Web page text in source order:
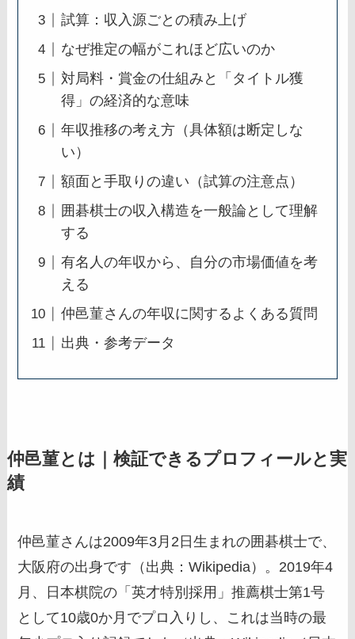
試算：収入源ごとの積み上げ
なぜ推定の幅がこれほど広いのか
対局料・賞金の仕組みと「タイトル獲
得」の経済的な意味
年収推移の考え方（具体額は断定しな
い）
額面と手取りの違い（試算の注意点）
囲碁棋士の収入構造を一般論として理解
する
有名人の年収から、自分の市場価値を考
える
仲邑菫さんの年収に関するよくある質問
出典・参考データ
仲邑菫とは｜検証できるプロフィールと実
績
仲邑菫さんは2009年3月2日生まれの囲碁棋士で、
大阪府の出身です（出典：Wikipedia）。2019年4
月、日本棋院の「英才特別採用」推薦棋士第1号
として10歳0か月でプロ入りし、これは当時の最